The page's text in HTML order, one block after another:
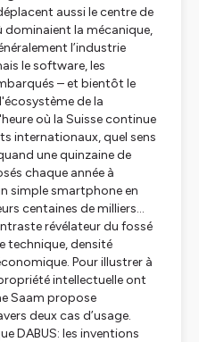
aussi le centre de
dominaient la mécanique,
l’industrie
le software, les
– et bientôt le
de la
où la Suisse continue
internationaux, quel sens
une quinzaine de
chaque année à
simple smartphone en
centaines de milliers...
révélateur du fossé
technique, densité
Pour illustrer à
intellectuelle ont
Saam propose
deux cas d’usage.
DABUS: les inventions